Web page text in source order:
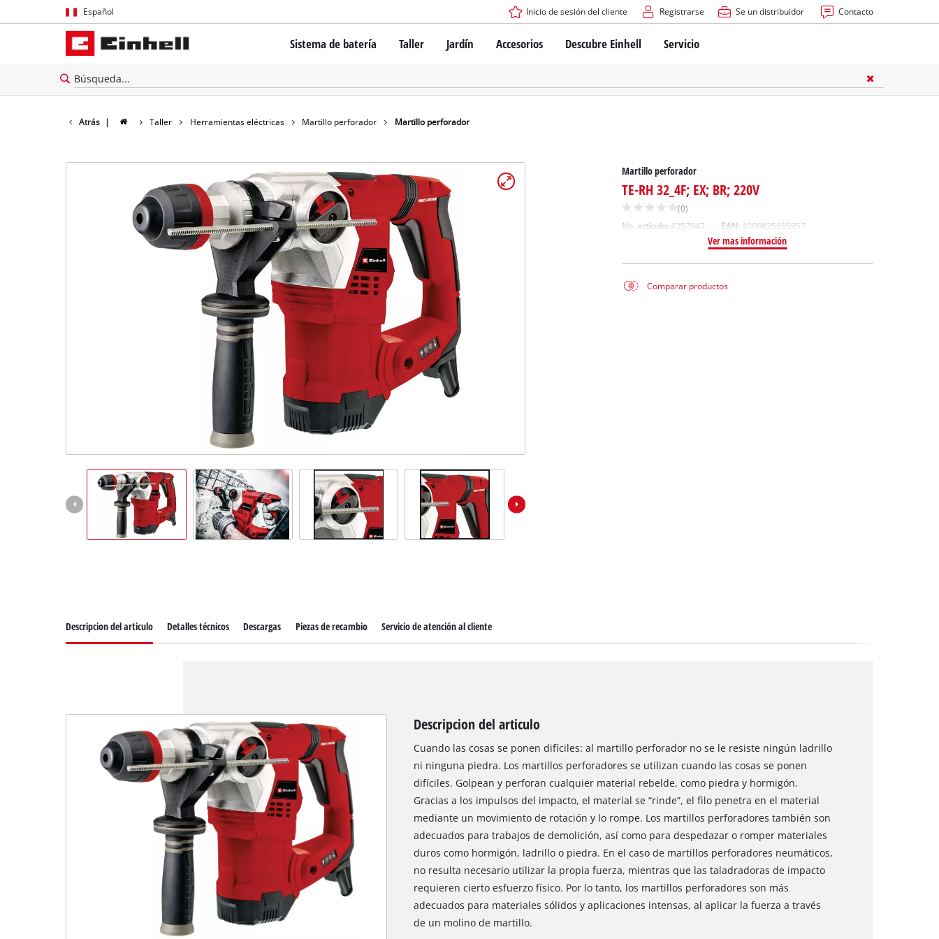
Español
Español
English
Inicio de sesión del cliente Registrarse Se un distribuidor Contacto
Sistema de batería
El sistema de batería Power X-Change
Brushless
cerca de Einhell PROFESSIONAL
Todos los dispositivos PROFESSIONAL
Herramientas eléctricas PROFESSIONAL
Herramientas de jardín PROFESSIONAL
Todos los productos Power X-Change
Herramientas Power X-Change
Herramientas de jardín Power X-Change
Taller
Destornilladores con batería
Martillo perforador
Sierras
Lijadoras
Mezcladores
Pistolas para aplicar pintura
Equipos de medición
Otras herramientas
Sierras de mesa
Compresores
Esmeriles de banco
Aspiradores de ceniza
Jardín Accesorios Descubre Einhell Servicio
Atrás | Taller Herramientas eléctricas Martillo perforador Martillo perforador
Martillo perforador
TE-RH 32_4F; EX; BR; 220V
(0)
No. artículo: 4257947 EAN: 4006825655957
Ver mas información
Comparar productos
Descripcion del articulo Detalles técnicos Descargas Piezas de recambio Servicio de atención al cliente
Descripcion del articulo
Cuando las cosas se ponen difíciles: al martillo perforador no se le resiste ningún ladrillo
ni ninguna piedra. Los martillos perforadores se utilizan cuando las cosas se ponen
difíciles. Golpean y perforan cualquier material rebelde, como piedra y hormigón.
Gracias a los impulsos del impacto, el material se “rinde”, el filo penetra en el material
mediante un movimiento de rotación y lo rompe. Los martillos perforadores también son
adecuados para trabajos de demolición, así como para despedazar o romper materiales
duros como hormigón, ladrillo o piedra. En el caso de martillos perforadores neumáticos,
no resulta necesario utilizar la propia fuerza, mientras que las taladradoras de impacto
requieren cierto esfuerzo físico. Por lo tanto, los martillos perforadores son más
adecuados para materiales sólidos y aplicaciones intensas, al aplicar la fuerza a través
de un molino de martillo.